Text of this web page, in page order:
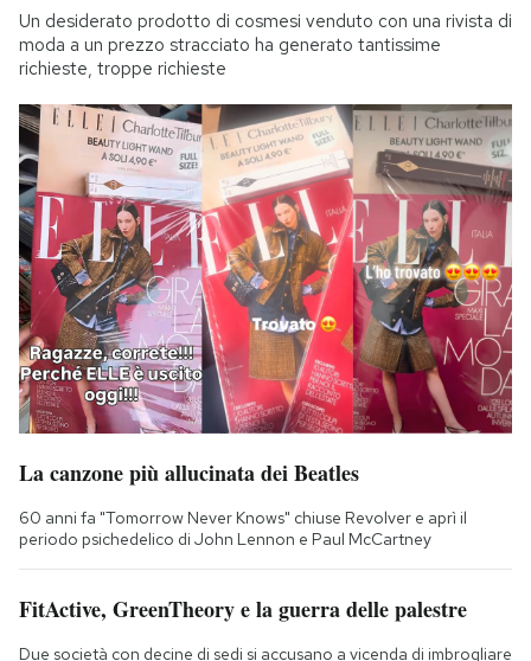
Un desiderato prodotto di cosmesi venduto con una rivista di
moda a un prezzo stracciato ha generato tantissime
richieste, troppe richieste
La canzone più allucinata dei Beatles
60 anni fa "Tomorrow Never Knows" chiuse Revolver e aprì il
periodo psichedelico di John Lennon e Paul McCartney
FitActive, GreenTheory e la guerra delle palestre
Due società con decine di sedi si accusano a vicenda di imbrogliare